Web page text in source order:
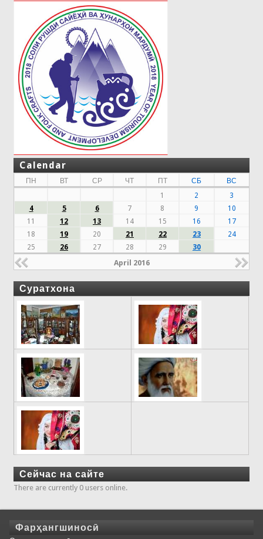
Calendar
ПН ВТ СР ЧТ ПТ СБ
ВС
1
2
3
4
5 6 7 8 9
10
11
12 13 14 15 16
17
18
19 20 21 22 23
24
25
26 27 28 29 30
April 2016
Суратхона
Сейчас на сайте
There are currently 0 users online.
Фарҳангшиносӣ